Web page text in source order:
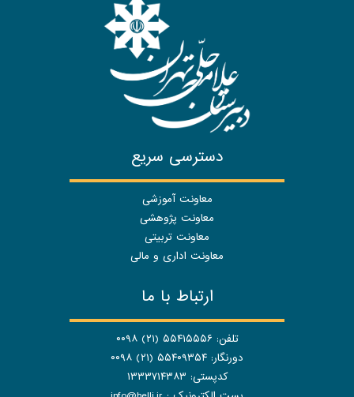
دسترسی سریع
معاونت آموزشی
معاونت پژوهشی
معاونت تربیتی
معاونت اداری و مالی
ارتباط با ما
تلفن: ۵۵۴۱۵۵۵۶ (۲۱) ۰۰۹۸
دورنگار: ۵۵۴۰۹۳۵۴ (۲۱) ۰۰۹۸
کدپستی: ۱۳۳۳۷۱۴۳۸۳